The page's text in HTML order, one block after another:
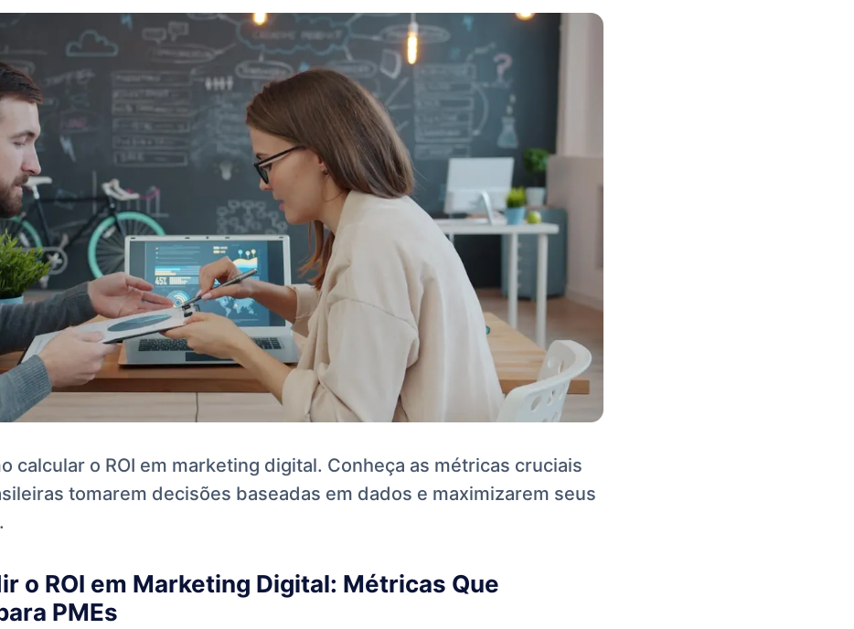
calcular o ROI em marketing digital. Conheça as métricas cruciais
tomarem decisões baseadas em dados e maximizarem seus
o ROI em Marketing Digital: Métricas Que
PMEs